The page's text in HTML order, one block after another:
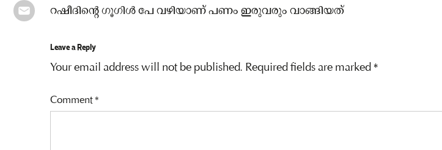
റഷീദിന്റെ ഗൂഗിൾ പേ വഴിയാണ് പണം ഇരുവരും വാങ്ങിയത്
Leave a Reply
Your email address will not be published. Required fields are marked*
Comment*